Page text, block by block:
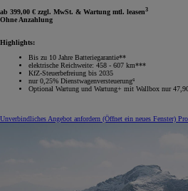
ab 399,00 € zzgl. MwSt. & Wartung mtl. leasen3
Ohne Anzahlung
Highlights:
Bis zu 10 Jahre Batteriegarantie**
elektrische Reichweite: 458 - 607 km***
KfZ-Steuerbefreiung bis 2035
nur 0,25% Dienstwagenversteuerung⁶
Optional Wartung und Wartung+ mit Wallbox nur
Unverbindliches Angebot anfordern (Öffnet ein neues Fenster)